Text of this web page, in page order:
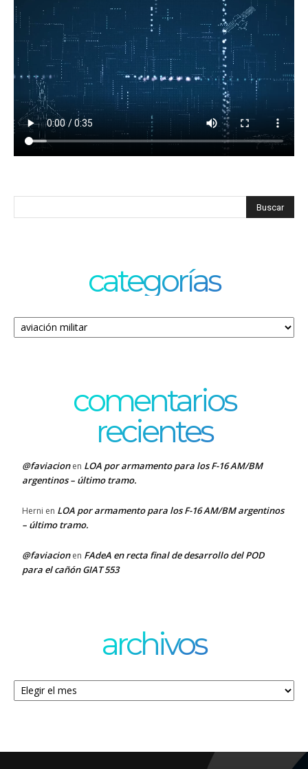
categorías
Categorías
comentarios
recientes
@faviacionen LOA por armamento para los F-16 AM/BM
argentinos – último tramo.
Herni en LOA por armamento para los F-16 AM/BM argentinos
– último tramo.
@faviacionen FAdeA en recta final de desarrollo del POD
para el cañón GIAT 553
archivos
Archivos